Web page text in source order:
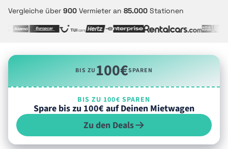
Vergleiche über 900 Vermieter an 85.000 Stationen
BIS ZU100€SPAREN
BIS ZU 100€ SPAREN
Spare bis zu 100€ auf Deinen Mietwagen
Zu den Deals